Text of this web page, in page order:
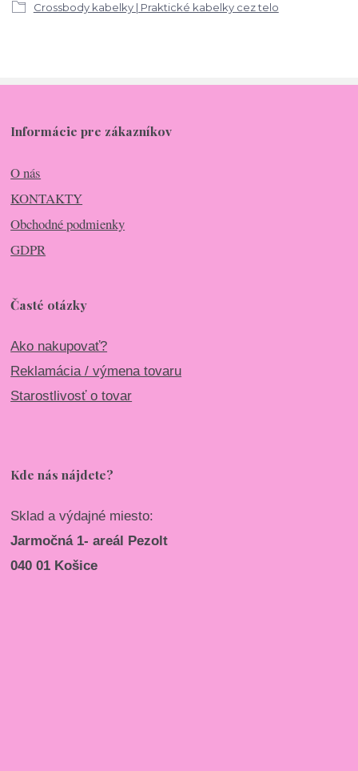
Crossbody kabelky | Praktické kabelky cez telo
Informácie pre zákazníkov
O nás
KONTAKTY
Obchodné podmienky
GDPR
Časté otázky
Ako nakupovať?
Reklamácia / výmena tovaru
Starostlivosť o tovar
Kde nás nájdete?
Sklad a výdajné miesto:
Jarmočná 1- areál Pezolt
040 01 Košice